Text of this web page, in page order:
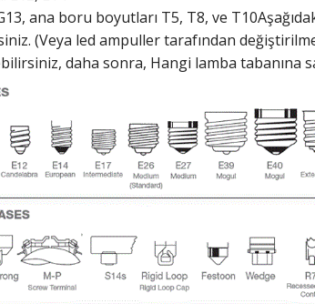
ana boru boyutları T5, T8, ve
(Veya led ampuller tarafından
daha sonra, Hangi lamba tabanına